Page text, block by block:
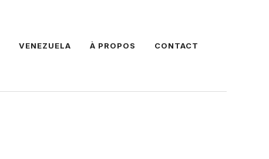
VENEZUELA À PROPOS CONTACT